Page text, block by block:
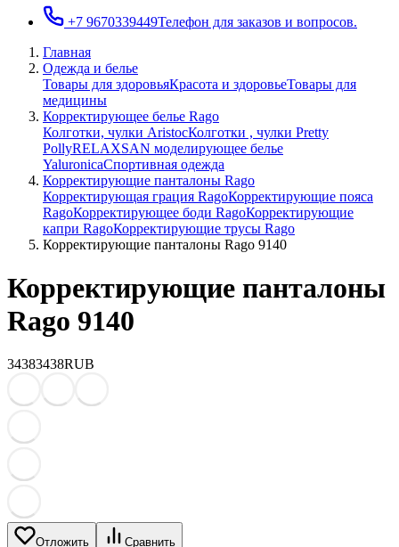
+7 9670339449Телефон для заказов и вопросов.
Главная
Одежда и белье
Товары для здоровьяКрасота и здоровьеТовары для
медицины
Корректирующее белье Rago
Колготки, чулки AristocКолготки , чулки Pretty
PollyRELAXSAN моделирующее белье
YaluroniсaСпортивная одежда
Корректирующие панталоны Rago
Корректирующая грация RagoКорректирующие пояса
RagoКорректирующее боди RagoКорректирующие
капри RagoКорректирующие трусы Rago
Корректирующие панталоны Rago 9140
Корректирующие панталоны
Rago 9140
34383438RUB
Отложить Сравнить